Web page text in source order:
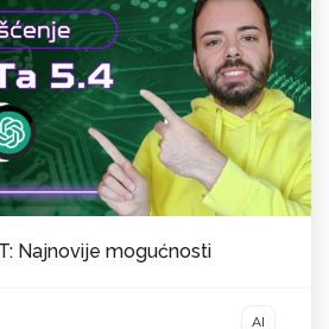
Najnovije mogućnosti
AI